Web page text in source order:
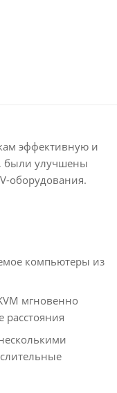
эффективную и
были улучшены
оборудования.
компьютеры из
мгновенно
расстояния